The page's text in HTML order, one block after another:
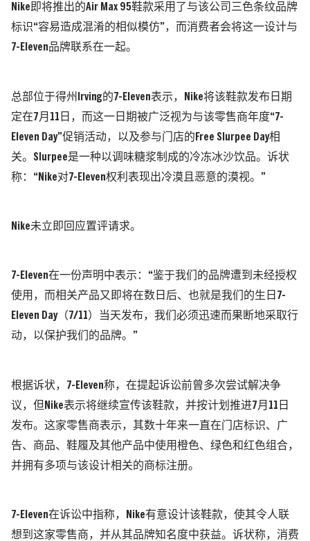
Nike即将推出的Air Max 95鞋款采用了与该公司三色条纹品牌
标识“容易造成混淆的相似模仿” ，而消费者会将这一设计与
7-Eleven品牌联系在一起。
总部位于得州 Irving 的7-Eleven表示， Nike将该鞋款发布日期
定在7 月 11 日，而这一日期被广泛视为与该零售商年度“7-
Eleven Day”促销活动，以及参与门店的 Free Slurpee Day相
关。 Slurpee是一种以调味糖浆制成的冷冻冰沙饮品。 诉状
称： “Nike对7-Eleven权利表现出冷漠且恶意的漠视。 ”
Nike未立即回应置评请求。
7-Eleven在一份声明中表示： “鉴于我们的品牌遭到未经授权
使用，而相关产品又即将在数日后、也就是我们的生日 7-
Eleven Day（ 7/11 ）当天发布，我们必须迅速而果断地采取行
动，以保护我们的品牌。 ”
根据诉状， 7-Eleven称，在提起诉讼前曾多次尝试解决争
议，但 Nike表示将继续宣传该鞋款，并按计划推进7 月 11 日
发布。 这家零售商表示，其数十年来一直在门店标识、广
告、商品、鞋履及其他产品中使用橙色、绿色和红色组合，
并拥有多项与该设计相关的商标注册。
7-Eleven在诉讼中指称， Nike有意设计该鞋款，使其令人联
想到这家零售商，并从其品牌知名度中获益。诉状称，消费